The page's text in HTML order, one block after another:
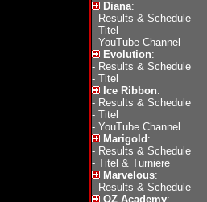
Diana:
- Results & Schedule
- Titel
- YouTube Channel
Evolution:
- Results & Schedule
- Titel
Ice Ribbon:
- Results & Schedule
- Titel
- YouTube Channel
Marigold :
- Results & Schedule
- Titel & Turniere
Marvelous:
- Results & Schedule
OZ Academy: